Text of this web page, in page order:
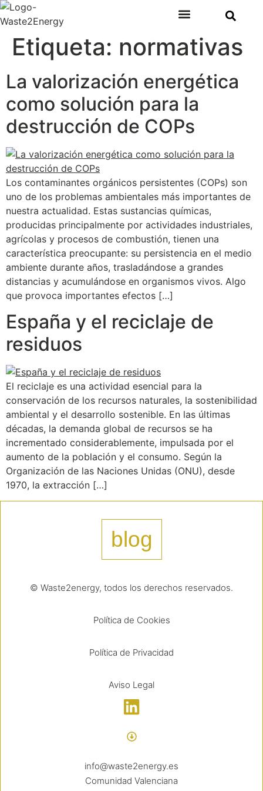
Etiqueta: normativas
La valorización energética
como solución para la
destrucción de COPs
Los contaminantes orgánicos persistentes (COPs) son
uno de los problemas ambientales más importantes de
nuestra actualidad. Estas sustancias químicas,
producidas principalmente por actividades industriales,
agrícolas y procesos de combustión, tienen una
característica preocupante: su persistencia en el medio
ambiente durante años, trasladándose a grandes
distancias y acumulándose en organismos vivos. Algo
que provoca importantes efectos […]
España y el reciclaje de
residuos
El reciclaje es una actividad esencial para la
conservación de los recursos naturales, la sostenibilidad
ambiental y el desarrollo sostenible. En las últimas
décadas, la demanda global de recursos se ha
incrementado considerablemente, impulsada por el
aumento de la población y el consumo. Según la
Organización de las Naciones Unidas (ONU), desde
1970, la extracción […]
blog
© Waste2energy, todos los derechos reservados.
Política de Cookies
Política de Privacidad
Aviso Legal
info@waste2energy.es
Comunidad Valenciana